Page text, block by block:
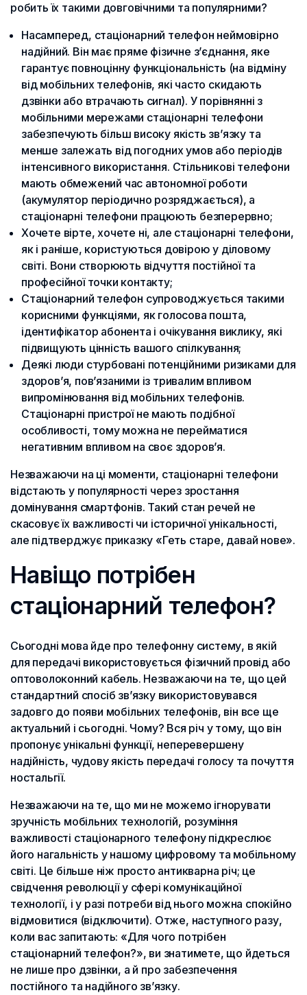
робить їх такими довговічними та популярними?
Насамперед, стаціонарний телефон неймовірно
надійний. Він має пряме фізичне з’єднання, яке
гарантує повноцінну функціональність (на відміну
від мобільних телефонів, які часто скидають
дзвінки або втрачають сигнал). У порівнянні з
мобільними мережами стаціонарні телефони
забезпечують більш високу якість зв’язку та
менше залежать від погодних умов або періодів
інтенсивного використання. Стільникові телефони
мають обмежений час автономної роботи
(акумулятор періодично розряджається), а
стаціонарні телефони працюють безперервно;
Хочете вірте, хочете ні, але стаціонарні телефони,
як і раніше, користуються довірою у діловому
світі. Вони створюють відчуття постійної та
професійної точки контакту;
Стаціонарний телефон супроводжується такими
корисними функціями, як голосова пошта,
ідентифікатор абонента і очікування виклику, які
підвищують цінність вашого спілкування;
Деякі люди стурбовані потенційними ризиками для
здоров’я, пов’язаними із тривалим впливом
випромінювання від мобільних телефонів.
Стаціонарні пристрої не мають подібної
особливості, тому можна не перейматися
негативним впливом на своє здоров’я.
Незважаючи на ці моменти, стаціонарні телефони
відстають у популярності через зростання
домінування смартфонів. Такий стан речей не
скасовує їх важливості чи історичної унікальності,
але підтверджує приказку «Геть старе, давай нове».
Навіщо потрібен
стаціонарний телефон?
Сьогодні мова йде про телефонну систему, в якій
для передачі використовується фізичний провід або
оптоволоконний кабель. Незважаючи на те, що цей
стандартний спосіб зв’язку використовувався
задовго до появи мобільних телефонів, він все ще
актуальний і сьогодні. Чому? Вся річ у тому, що він
пропонує унікальні функції, неперевершену
надійність, чудову якість передачі голосу та почуття
ностальгії.
Незважаючи на те, що ми не можемо ігнорувати
зручність мобільних технологій, розуміння
важливості стаціонарного телефону підкреслює
його нагальність у нашому цифровому та мобільному
світі. Це більше ніж просто антикварна річ; це
свідчення революції у сфері комунікаційної
технології, і у разі потреби від нього можна спокійно
відмовитися (відключити). Отже, наступного разу,
коли вас запитають: «Для чого потрібен
стаціонарний телефон?», ви знатимете, що йдеться
не лише про дзвінки, а й про забезпечення
постійного та надійного зв’язку.